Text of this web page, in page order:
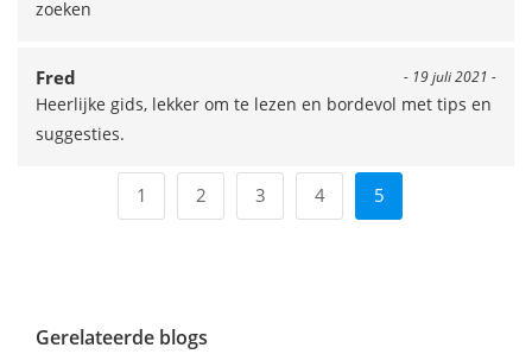
zoeken
- 19 juli 2021 -
Fred
Heerlijke gids, lekker om te lezen en bordevol met tips en
suggesties.
1 2 3 4 5
Gerelateerde blogs